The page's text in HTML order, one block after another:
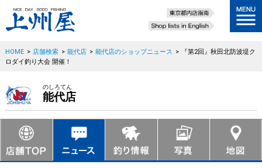
HOME > 店舗検索 > 能代店 > 能代店のショップニュース >
『第2回』秋田北防波堤ク
ロダイ釣り大会 開催！
のしろてん
能代店